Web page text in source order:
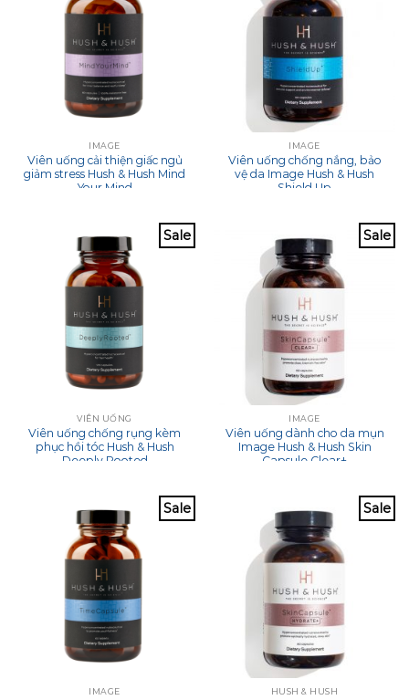
IMAGE
Viên uống cải thiện giấc ngủ
giảm stress Hush & Hush Mind
Your Mind
IMAGE
Viên uống chống nắng, bảo
vệ da Image Hush & Hush
Shield Up
Sale
VIÊN UỐNG
Viên uống chống rụng kèm
phục hồi tóc Hush & Hush
Deeply Rooted
Sale
IMAGE
Viên uống dành cho da mụn
Image Hush & Hush Skin
Capsule Clear+
Sale
IMAGE
Sale
HUSH & HUSH